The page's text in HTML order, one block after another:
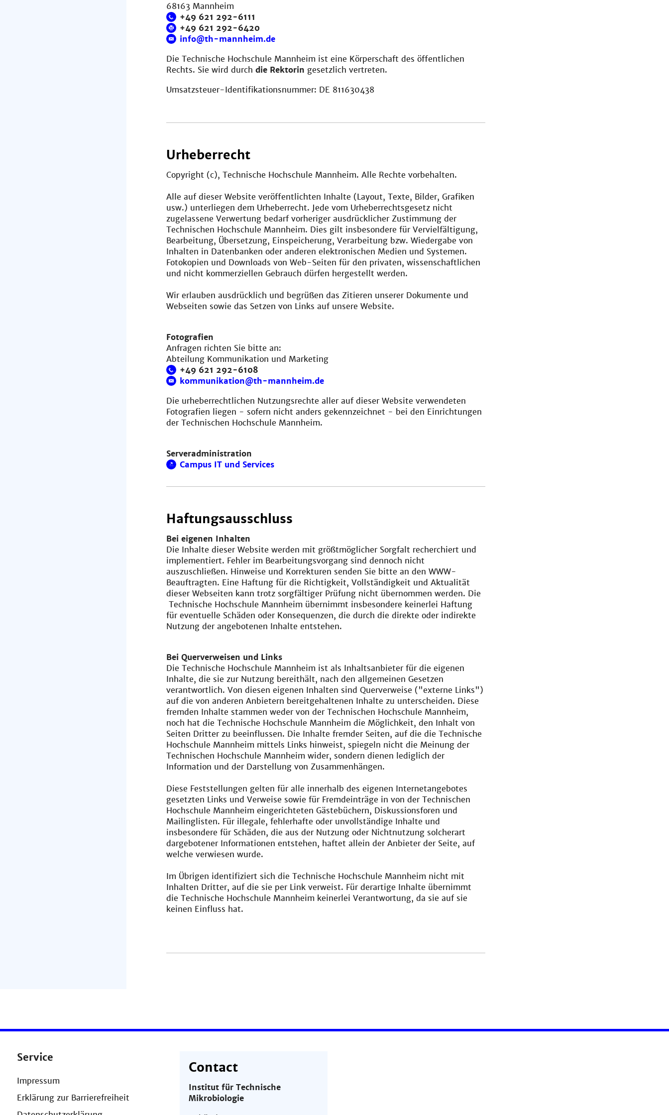
68163 Mannheim
+49 621 292-6111
+49 621 292-6420
info@th-mannheim.de
Die Technische Hochschule Mannheim ist eine Körperschaft des öffentlichen
Rechts. Sie wird durch die Rektorin gesetzlich vertreten.
Umsatzsteuer-Identifikationsnummer: DE 811630438
Urheberrecht
Copyright (c), Technische Hochschule Mannheim. Alle Rechte vorbehalten.
Alle auf dieser Website veröffentlichten Inhalte (Layout, Texte, Bilder, Grafiken
usw.) unterliegen dem Urheberrecht. Jede vom Urheberrechtsgesetz nicht
zugelassene Verwertung bedarf vorheriger ausdrücklicher Zustimmung der
Technischen Hochschule Mannheim. Dies gilt insbesondere für Vervielfältigung,
Bearbeitung, Übersetzung, Einspeicherung, Verarbeitung bzw. Wiedergabe von
Inhalten in Datenbanken oder anderen elektronischen Medien und Systemen.
Fotokopien und Downloads von Web-Seiten für den privaten, wissenschaftlichen
und nicht kommerziellen Gebrauch dürfen hergestellt werden.
Wir erlauben ausdrücklich und begrüßen das Zitieren unserer Dokumente und
Webseiten sowie das Setzen von Links auf unsere Website.
Fotografien
Anfragen richten Sie bitte an:
Abteilung Kommunikation und Marketing
+49 621 292-6108
kommunikation@th-mannheim.de
Die urheberrechtlichen Nutzungsrechte aller auf dieser Website verwendeten
Fotografien liegen - sofern nicht anders gekennzeichnet - bei den Einrichtungen
der Technischen Hochschule Mannheim.
Serveradministration
Campus IT und Services
Haftungsausschluss
Bei eigenen Inhalten
Die Inhalte dieser Website werden mit größtmöglicher Sorgfalt recherchiert und
implementiert. Fehler im Bearbeitungsvorgang sind dennoch nicht
auszuschließen. Hinweise und Korrekturen senden Sie bitte an den WWW-
Beauftragten. Eine Haftung für die Richtigkeit, Vollständigkeit und Aktualität
dieser Webseiten kann trotz sorgfältiger Prüfung nicht übernommen werden. Die
Technische Hochschule Mannheim übernimmt insbesondere keinerlei Haftung
für eventuelle Schäden oder Konsequenzen, die durch die direkte oder indirekte
Nutzung der angebotenen Inhalte entstehen.
Bei Querverweisen und Links
Die Technische Hochschule Mannheim ist als Inhaltsanbieter für die eigenen
Inhalte, die sie zur Nutzung bereithält, nach den allgemeinen Gesetzen
verantwortlich. Von diesen eigenen Inhalten sind Querverweise ("externe Links")
auf die von anderen Anbietern bereitgehaltenen Inhalte zu unterscheiden. Diese
fremden Inhalte stammen weder von der Technischen Hochschule Mannheim,
noch hat die Technische Hochschule Mannheim die Möglichkeit, den Inhalt von
Seiten Dritter zu beeinflussen. Die Inhalte fremder Seiten, auf die die Technische
Hochschule Mannheim mittels Links hinweist, spiegeln nicht die Meinung der
Technischen Hochschule Mannheim wider, sondern dienen lediglich der
Information und der Darstellung von Zusammenhängen.
Diese Feststellungen gelten für alle innerhalb des eigenen Internetangebotes
gesetzten Links und Verweise sowie für Fremdeinträge in von der Technischen
Hochschule Mannheim eingerichteten Gästebüchern, Diskussionsforen und
Mailinglisten. Für illegale, fehlerhafte oder unvollständige Inhalte und
insbesondere für Schäden, die aus der Nutzung oder Nichtnutzung solcherart
dargebotener Informationen entstehen, haftet allein der Anbieter der Seite, auf
welche verwiesen wurde.
Im Übrigen identifiziert sich die Technische Hochschule Mannheim nicht mit
Inhalten Dritter, auf die sie per Link verweist. Für derartige Inhalte übernimmt
die Technische Hochschule Mannheim keinerlei Verantwortung, da sie auf sie
keinen Einfluss hat.
Service
Impressum
Erklärung zur Barrierefreiheit
Contact
Institut für Technische
Mikrobiologie